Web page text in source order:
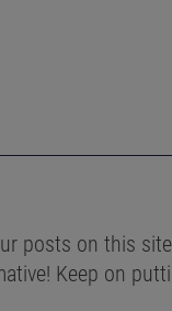
posts on this
Keep on